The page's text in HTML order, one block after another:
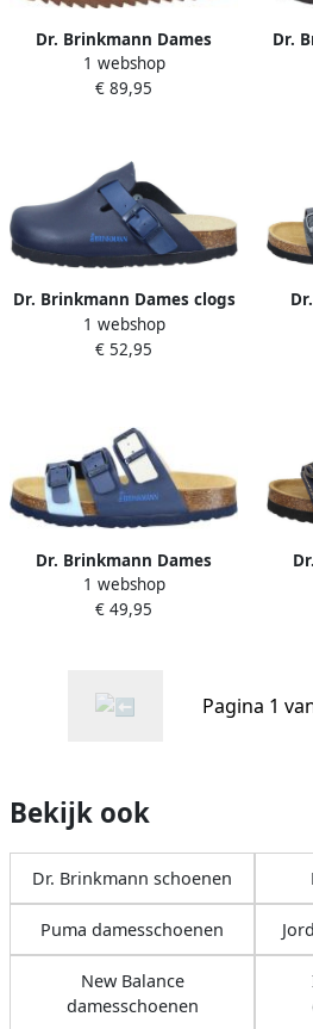
Dr. Brinkmann Dames
muiltjes Nerpio
1 webshop
€ 89,95
Dr.
Dr. Brinkmann Dames clogs
Nerpio
1 webshop
€ 52,95
Dr. Brinkmann Dames
muiltjes Novelda
1 webshop
€ 49,95
Pagina 1
Bekijk ook
Dr. Brinkmann schoenen
Puma damesschoenen
New Balance
damesschoenen